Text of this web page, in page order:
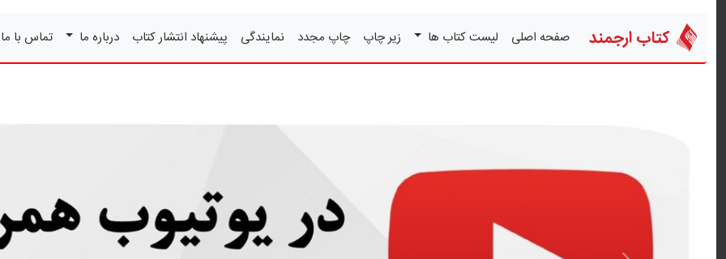
کتاب ارجمند صفحه اصلی لیست کتاب ها زیر چاپ چاپ مجدد نمایندگی پیشنهاد انتشار کتاب درباره ما تماس با